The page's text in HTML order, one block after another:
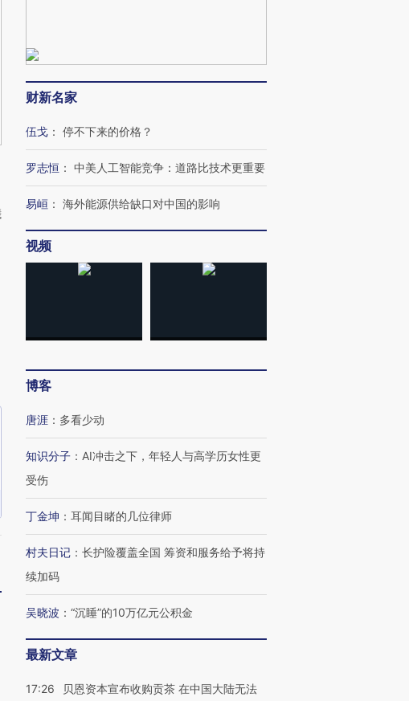
航飞行员跨国走私7万
心“花钱找虐”？
要防空导弹“救急”
财新名家
伍戈 ： 停不下来的价格？
罗志恒 ： 中美人工智能竞争：道路比技术更重要
易峘 ： 海外能源供给缺口对中国的影响
视频
博客
唐涯 ： 多看少动
知识分子 ： AI冲击之下，年轻人与高学历女性更
受伤
丁金坤 ： 耳闻目睹的几位律师
村夫日记 ： 长护险覆盖全国 筹资和服务给予将持
续加码
吴晓波 ： “沉睡”的10万亿元公积金
最新文章
17:26
贝恩资本宣布收购贡茶 在中国大陆无法